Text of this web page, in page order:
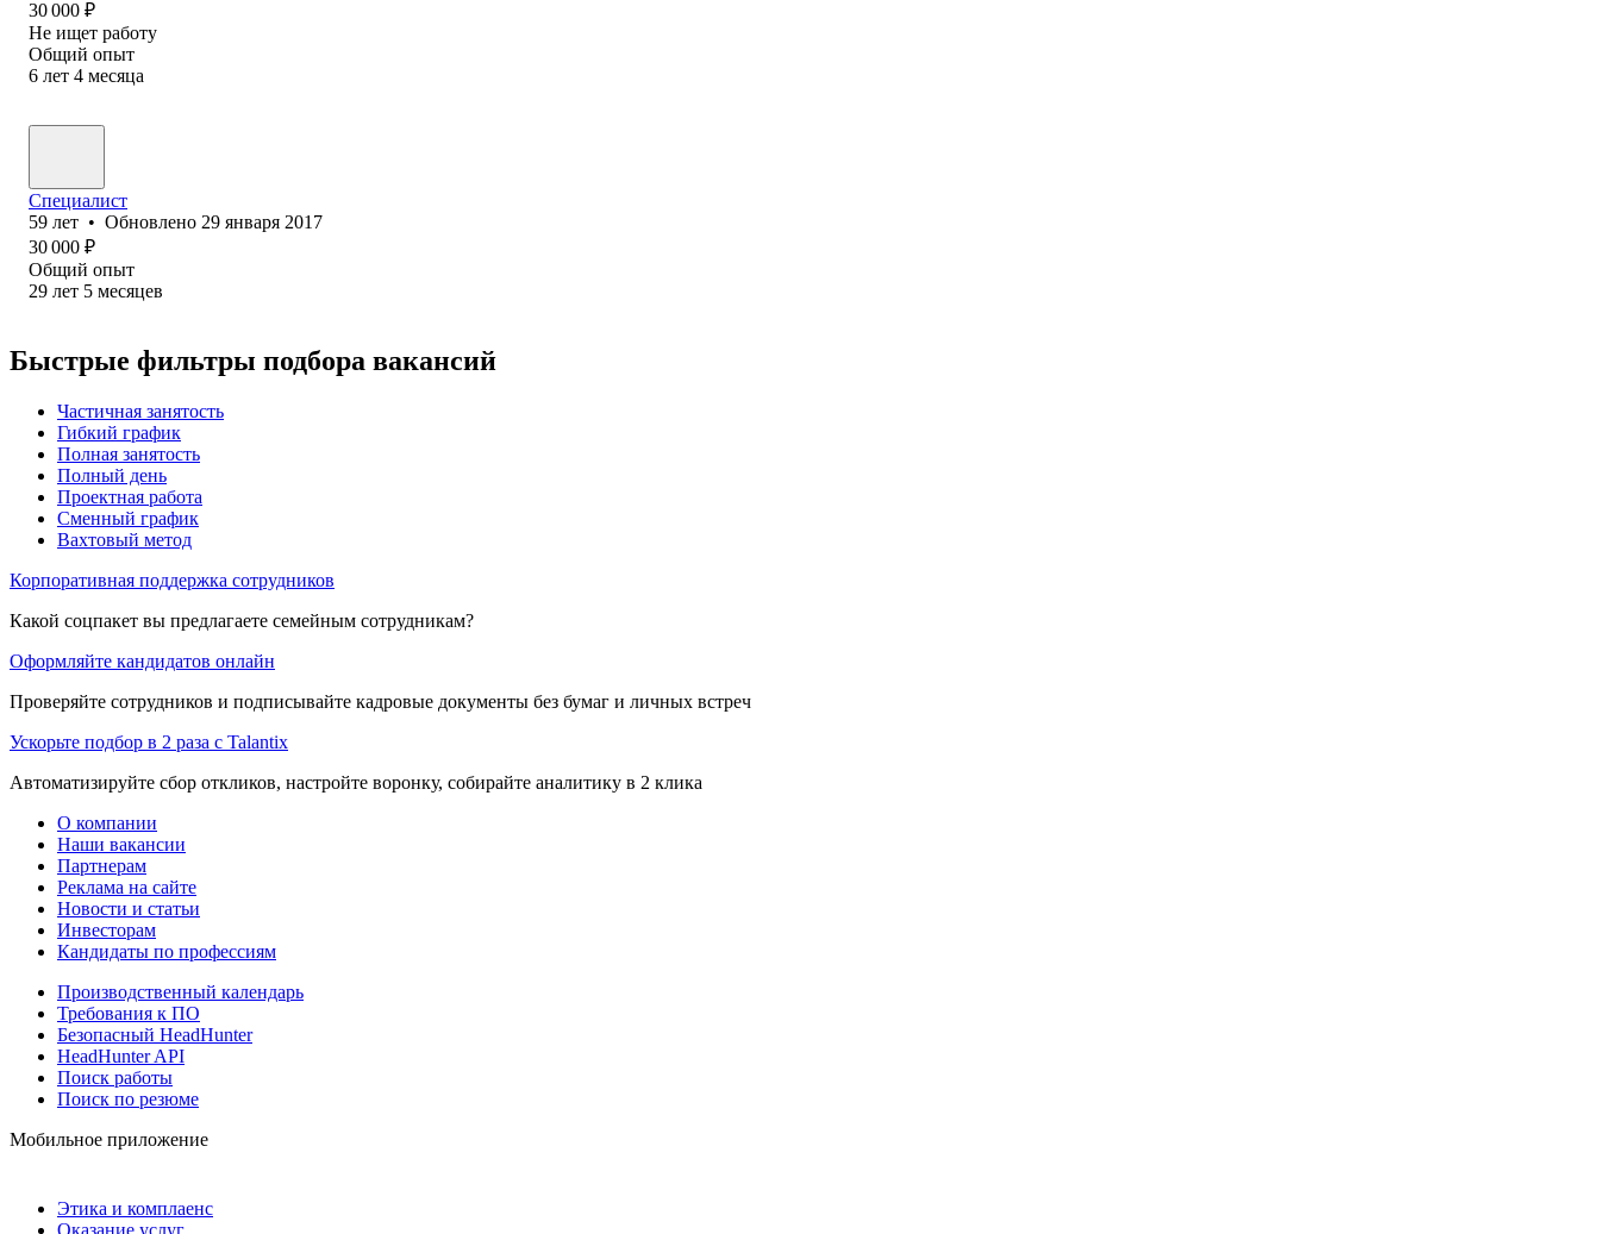
30 000 ₽
Не ищет работу
Общий опыт
6 лет 4 месяца
Специалист
59 лет • Обновлено 29 января 2017
30 000 ₽
Общий опыт
29 лет 5 месяцев
Быстрые фильтры подбора вакансий
Частичная занятость
Гибкий график
Полная занятость
Полный день
Проектная работа
Сменный график
Вахтовый метод
Корпоративная поддержка сотрудников
Какой соцпакет вы предлагаете семейным сотрудникам?
Оформляйте кандидатов онлайн
Проверяйте сотрудников и подписывайте кадровые документы без бумаг и личных встреч
Ускорьте подбор в 2 раза с Talantix
Автоматизируйте сбор откликов, настройте воронку, собирайте аналитику в 2 клика
О компании
Наши вакансии
Партнерам
Реклама на сайте
Новости и статьи
Инвесторам
Кандидаты по профессиям
Производственный календарь
Требования к ПО
Безопасный HeadHunter
HeadHunter API
Поиск работы
Поиск по резюме
Мобильное приложение
Этика и комплаенс
Оказание услуг